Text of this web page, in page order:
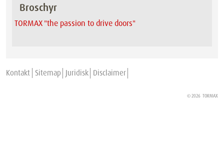
Broschyr
TORMAX "the passion to drive doors"
Kontakt Sitemap Juridisk Disclaimer
© 2026 TORMAX